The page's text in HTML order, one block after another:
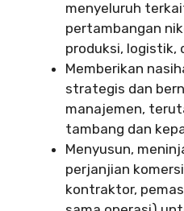
menyeluruh
pertambangan
produksi, logistik,
Memberikan
strategis dan
manajemen,
tambang dan
Menyusun,
perjanjian
kontraktor,